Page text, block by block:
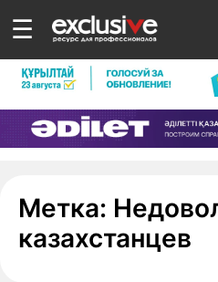
☰
Метка:
казахстанцев